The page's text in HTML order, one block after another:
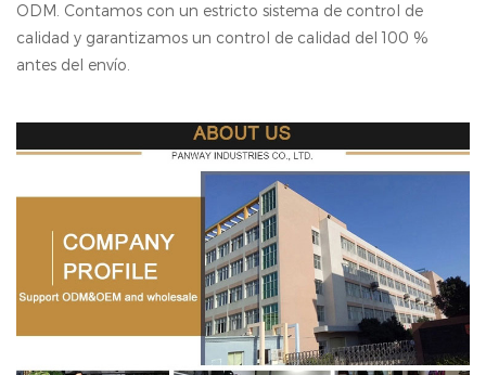
ODM. Contamos con un estricto sistema de control de
calidad y garantizamos un control de calidad del 100 %
antes del envío.